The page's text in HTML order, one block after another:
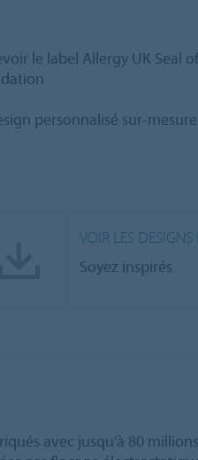
le label Allergy UK Seal of
personnalisé sur-mesure
VOIR LES DESIGNS
Soyez inspirés
avec jusqu'à 80 millions